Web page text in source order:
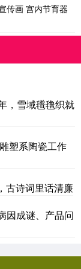
传画 宫内节育器
，雪域氆氇织就
塑系陶瓷工作
古诗词里话清廉
因成谜、产品问